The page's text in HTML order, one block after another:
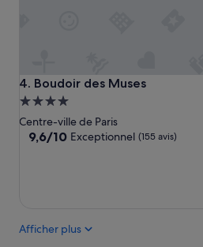
f
r
e
s
t
4. Boudoir des Muses
Boudoir des Muses
Hébergement
4.0 étoiles
Centre-ville de Paris
9.6
9,6/10 Exceptionnel (155 avis)
Afficher plus